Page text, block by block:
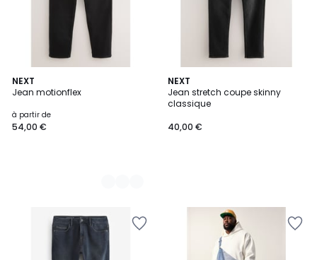
NEXT
Jean motionflex
à partir de
54,00 €
10
Couleurs
NEXT
Jean stretch coupe skinny
classique
40,00 €